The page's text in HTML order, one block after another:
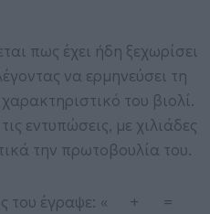
πως έχει ήδη ξεχωρίσει
να ερμηνεύσει τη
του βιολί.
εντυπώσεις, με χιλιάδες
την πρωτοβουλία του.
του έγραψε: « +
=